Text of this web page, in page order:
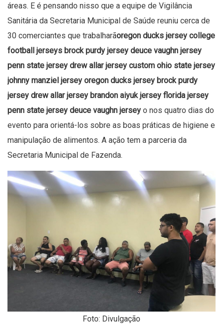
áreas. E é pensando nisso que a equipe de Vigilância
Sanitária da Secretaria Municipal de Saúde reuniu cerca de
30 comerciantes que trabalharãoregon ducks jersey college
football jerseys brock purdy jersey deuce vaughn jersey
penn state jersey drew allar jersey custom ohio state jersey
johnny manziel jersey oregon ducks jersey brock purdy
jersey drew allar jersey brandon aiyuk jersey florida jersey
penn state jersey deuce vaughn jersey o nos quatro dias do
evento para orientá-los sobre as boas práticas de higiene e
manipulação de alimentos. A ação tem a parceria da
Secretaria Municipal de Fazenda.
Foto: Divulgação